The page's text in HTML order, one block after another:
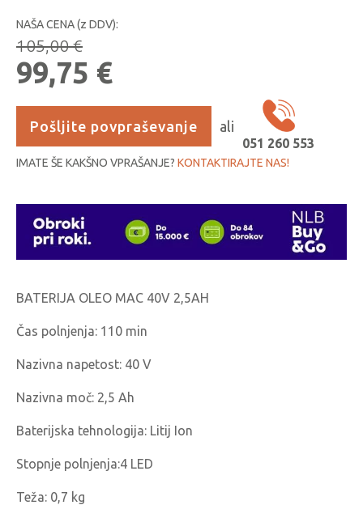
NAŠA CENA (z DDV):
105,00€
Izvirna
cena
je
bila:
99,75 €
cena
je:
99,75 €.
Pošljite povpraševanje ali
051 260 553
IMATE ŠE KAKŠNO VPRAŠANJE? KONTAKTIRAJTE NAS!
BATERIJA OLEO MAC 40V 2,5AH
Čas polnjenja: 110 min
Nazivna napetost: 40 V
Nazivna moč: 2,5 Ah
Baterijska tehnologija: Litij Ion
Stopnje polnjenja:4 LED
Teža: 0,7 kg